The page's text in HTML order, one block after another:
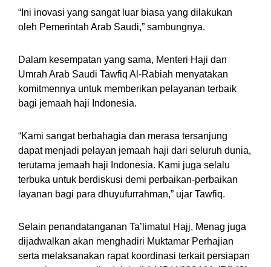
“Ini inovasi yang sangat luar biasa yang dilakukan
oleh Pemerintah Arab Saudi,” sambungnya.
Dalam kesempatan yang sama, Menteri Haji dan
Umrah Arab Saudi Tawfiq Al-Rabiah menyatakan
komitmennya untuk memberikan pelayanan terbaik
bagi jemaah haji Indonesia.
“Kami sangat berbahagia dan merasa tersanjung
dapat menjadi pelayan jemaah haji dari seluruh dunia,
terutama jemaah haji Indonesia. Kami juga selalu
terbuka untuk berdiskusi demi perbaikan-perbaikan
layanan bagi para dhuyufurrahman,” ujar Tawfiq.
Selain penandatanganan Ta’limatul Hajj, Menag juga
dijadwalkan akan menghadiri Muktamar Perhajian
serta melaksanakan rapat koordinasi terkait persiapan